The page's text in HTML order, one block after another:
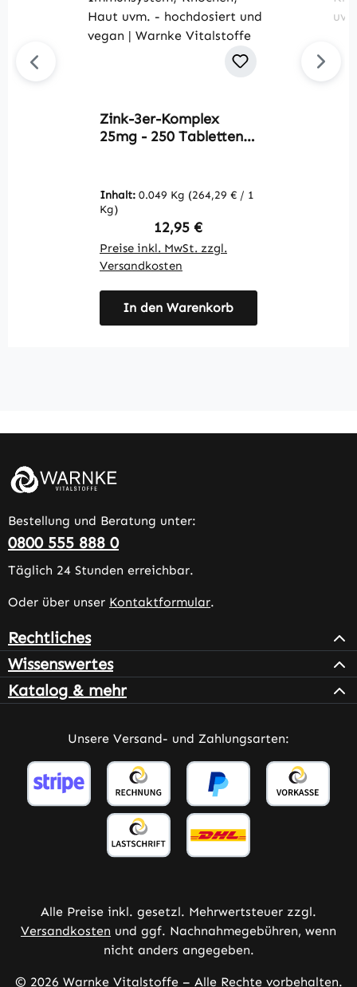
Zink-3er-Komplex
25mg - 250 Tabletten -
Knochen; Haut uvm. -
hochdosiert und vegan
| Warnke Vitalstoffe
Inhalt: 0.049 Kg (264,29 € / 1
Kg)
Regulärer Preis:
12,95 €
Preise inkl. MwSt. zzgl.
Versandkosten
In den Warenkorb
Bestellung und Beratung unter:
0800 555 888 0
Täglich 24 Stunden erreichbar.
Oder über unser Kontaktformular.
Rechtliches
Wissenswertes
Katalog & mehr
Unsere Versand- und Zahlungsarten:
Alle Preise inkl. gesetzl. Mehrwertsteuer zzgl.
Versandkosten und ggf. Nachnahmegebühren, wenn
nicht anders angegeben.
© 2026 Warnke Vitalstoffe – Alle Rechte vorbehalten.